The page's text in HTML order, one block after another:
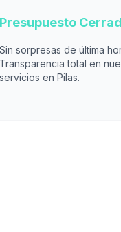
Presupuesto
Sin sorpresas de última
Transparencia total en
servicios en Pilas.